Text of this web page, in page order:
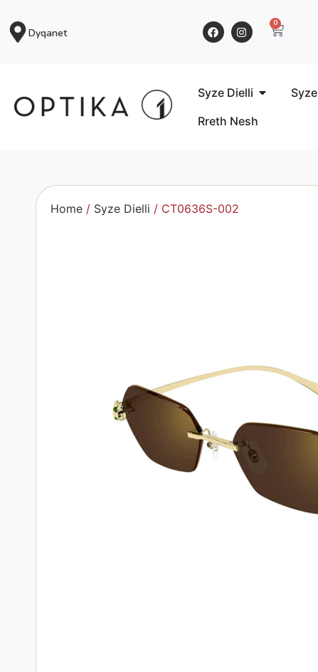
Dyqanet
0
Syze Dielli
Rreth Nesh
Home / Syze Dielli / CT0636S-002